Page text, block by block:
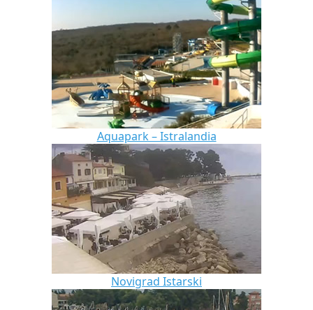
Aquapark – Istralandia
Novigrad Istarski